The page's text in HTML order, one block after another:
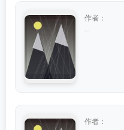
作者：
作者：